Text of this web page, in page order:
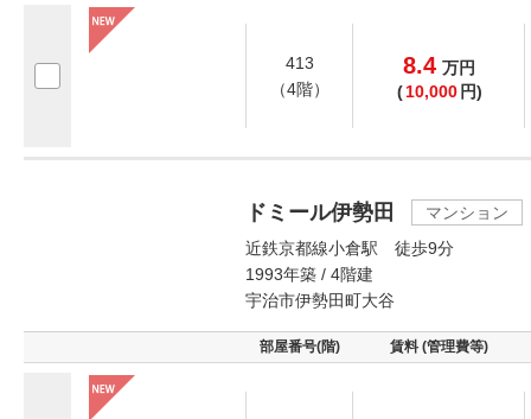
413
（4階）
8.4 万円
( 10,000 円)
ドミール伊勢田
マンション
近鉄京都線小倉駅 徒歩9分
1993年築 / 4階建
宇治市伊勢田町大谷
部屋番号(階) 賃料 (管理費等)